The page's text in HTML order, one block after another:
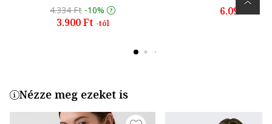
4.334 Ft -10%
3.900 Ft -tól
6.099 Ft
Nézze meg ezeket is